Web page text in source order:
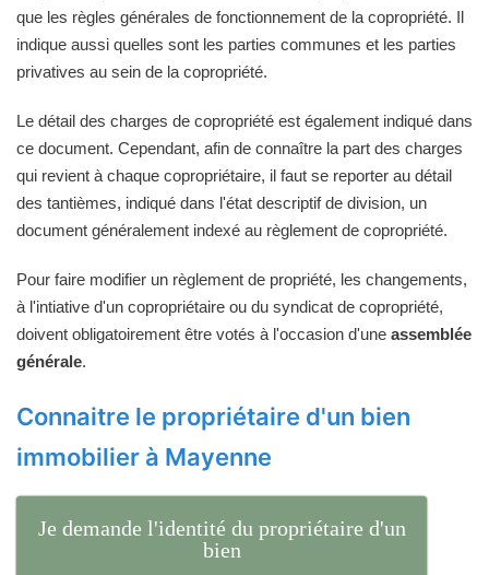
que les règles générales de fonctionnement de la copropriété. Il
indique aussi quelles sont les parties communes et les parties
privatives au sein de la copropriété.
Le détail des charges de copropriété est également indiqué dans
ce document. Cependant, afin de connaître la part des charges
qui revient à chaque copropriétaire, il faut se reporter au détail
des tantièmes, indiqué dans l'état descriptif de division, un
document généralement indexé au règlement de copropriété.
Pour faire modifier un règlement de propriété, les changements,
à l'intiative d'un copropriétaire ou du syndicat de copropriété,
doivent obligatoirement être votés à l'occasion d'une assemblée
générale.
Connaitre le propriétaire d'un bien
immobilier à Mayenne
Je demande l'identité du propriétaire d'un
bien